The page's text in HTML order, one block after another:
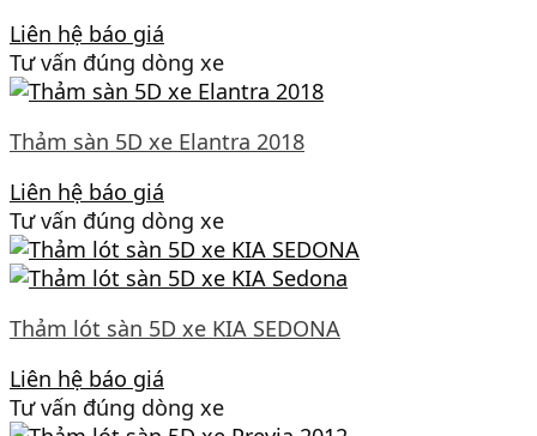
Liên hệ báo giá
Tư vấn đúng dòng xe
Thảm sàn 5D xe Elantra 2018
Liên hệ báo giá
Tư vấn đúng dòng xe
Thảm lót sàn 5D xe KIA SEDONA
Liên hệ báo giá
Tư vấn đúng dòng xe